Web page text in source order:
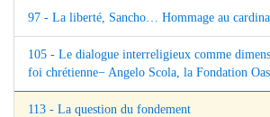
97 - La liberté, Sancho… Hommage au
105 - Le dialogue interreligieux comme
foi chrétienne− Angelo Scola, la Fondation
113 - La question du fondement